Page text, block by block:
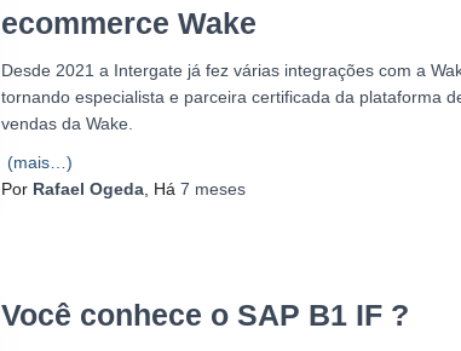
ecommerce Wake
Desde 2021 a Intergate já fez várias integrações com a
tornando especialista e parceira certificada da plataforma
vendas da Wake.
(mais…)
Por Rafael Ogeda , Há 7 meses
Você conhece o SAP B1 IF ?